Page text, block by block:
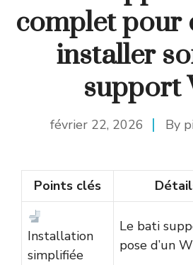
complet pour
installer
support
février 22, 2026 By
Points clés
Installation
simplifiée
Le bati
pose d’un